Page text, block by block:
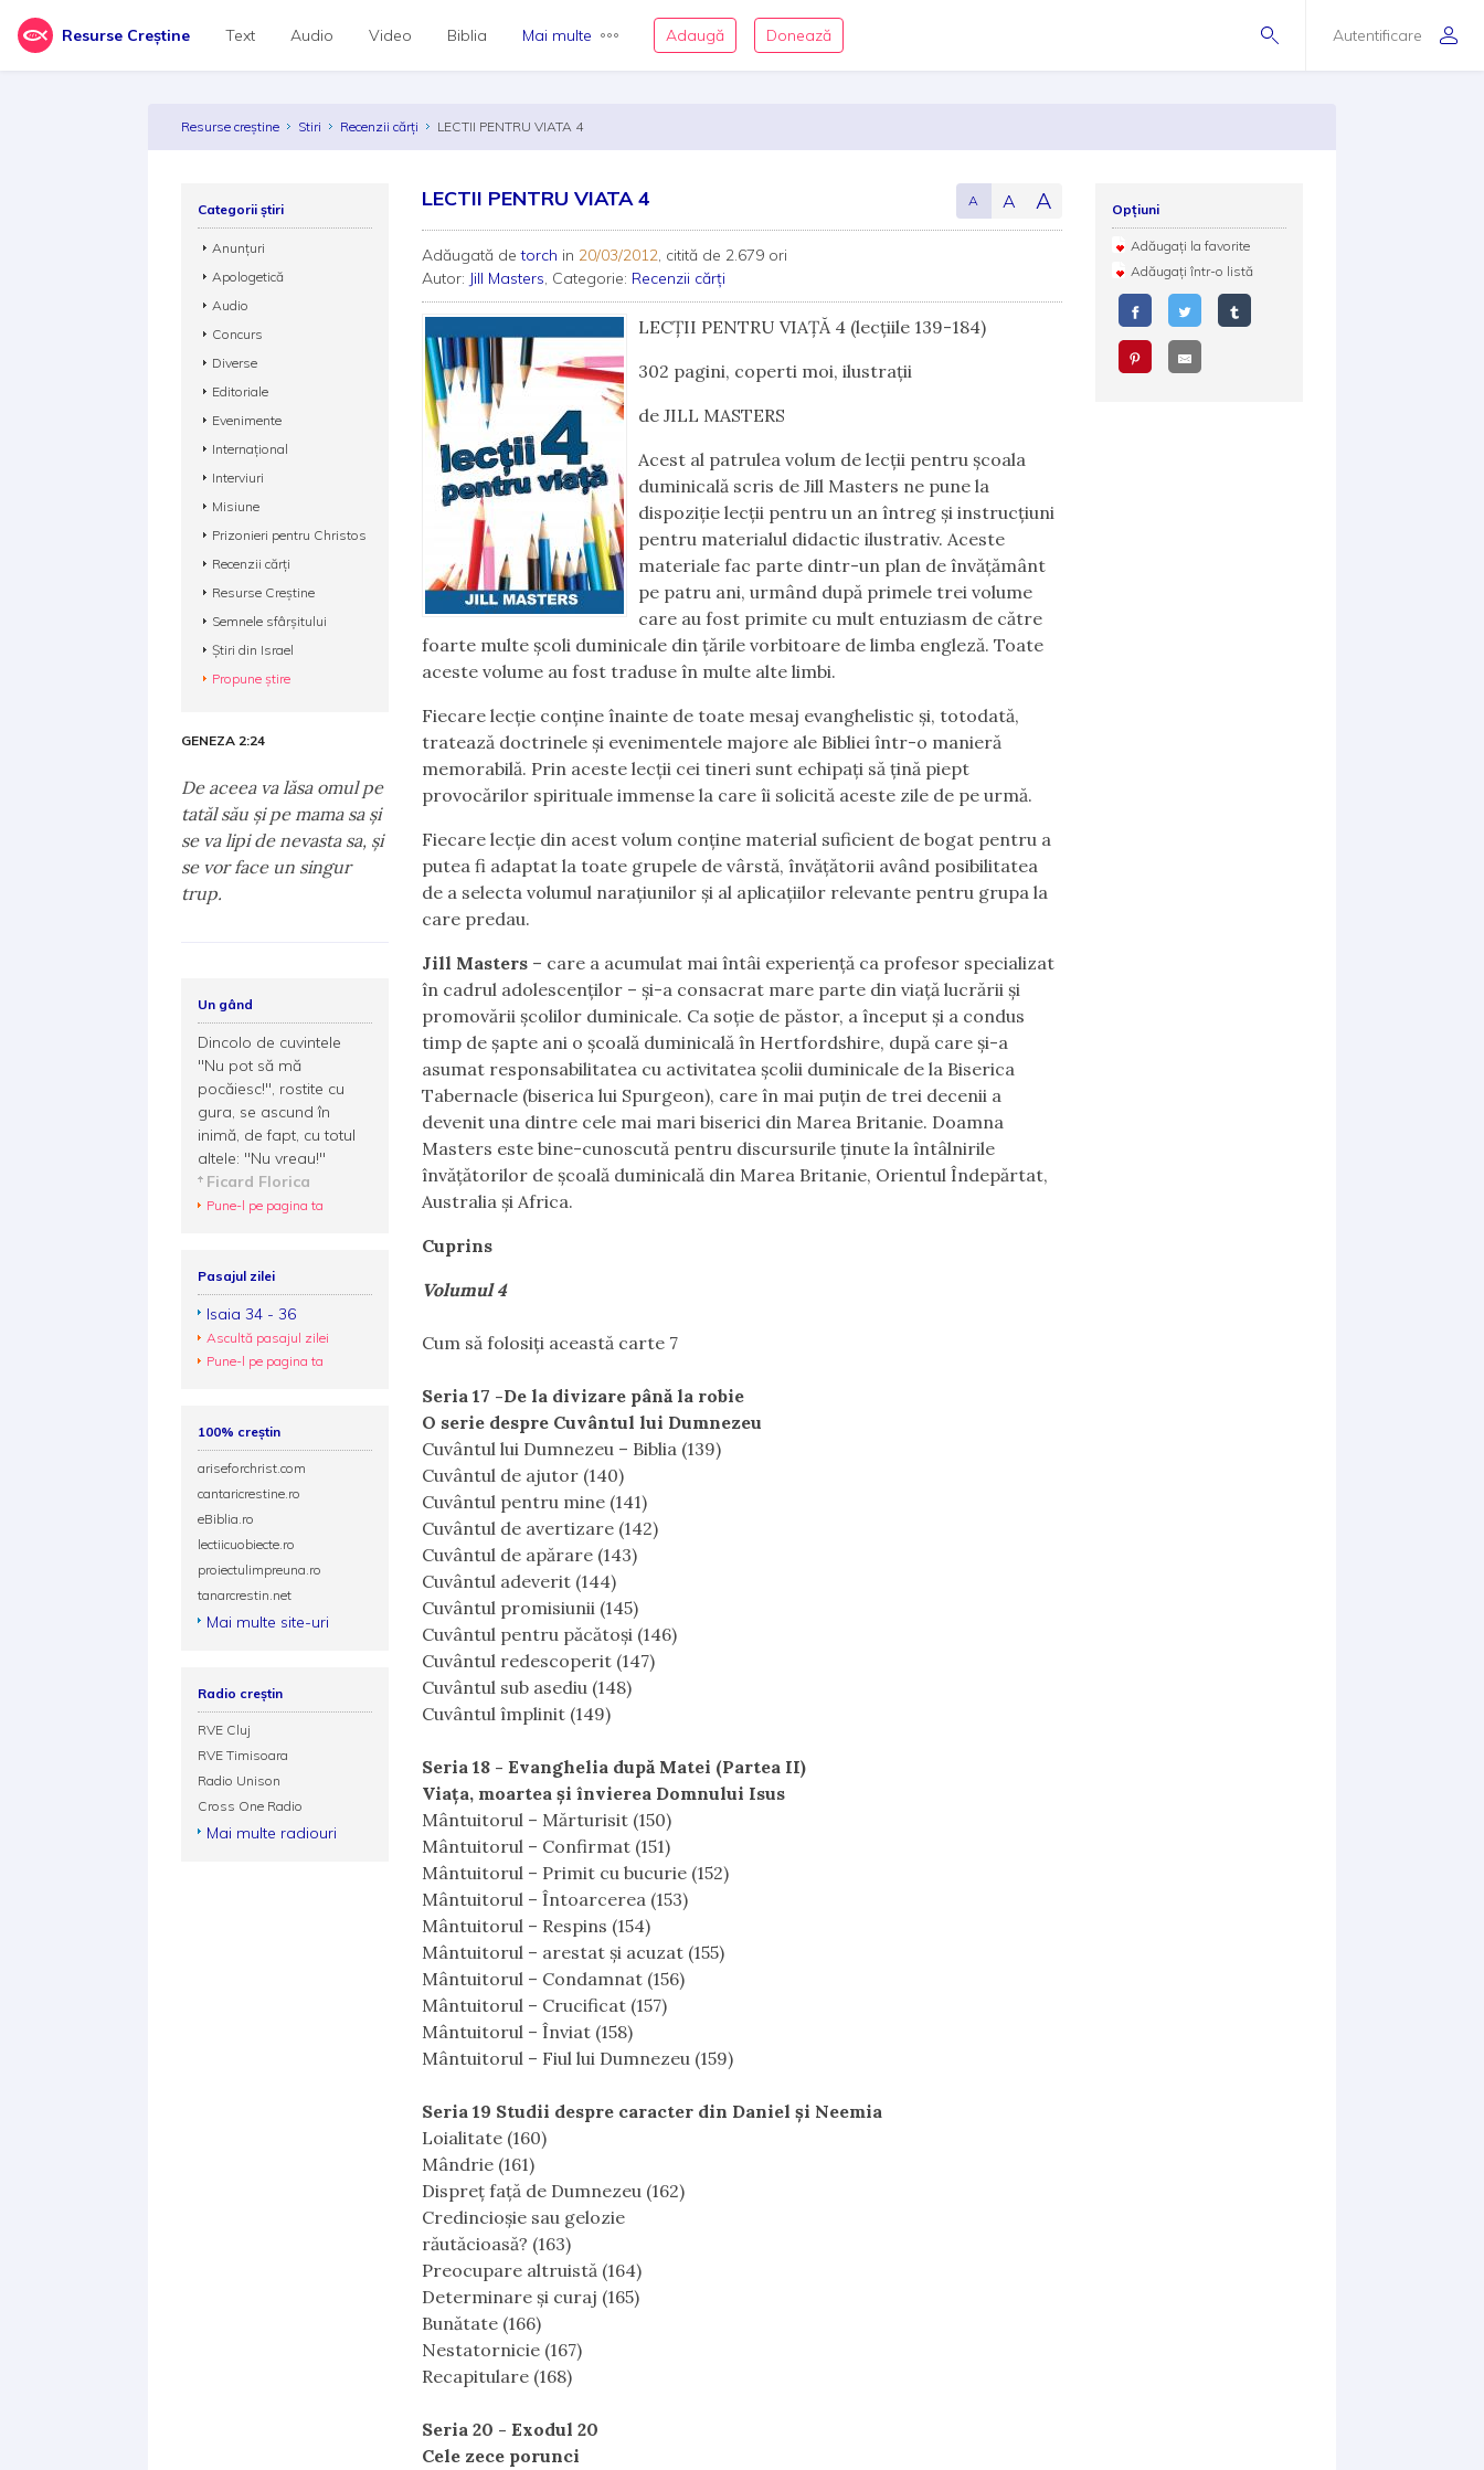
Resurse Creștine Autentificare
Text Audio Video Biblia Mai multe Adaugă Donează
Resurse creștine Stiri Recenzii cărți LECTII PENTRU VIATA 4
LECTII PENTRU VIATA 4 A A A
Adăugată detorch in 20/03/2012, citită de 2.679 ori
Autor: Jill Masters, Categorie: Recenzii cărți
LECŢII PENTRU VIAŢĂ 4 (lecţiile 139-184)
302 pagini, coperti moi, ilustraţii
de JILL MASTERS
Acest al patrulea volum de lecţii pentru şcoala
duminicală scris de Jill Masters ne pune la
dispoziţie lecţii pentru un an întreg şi instrucţiuni
pentru materialul didactic ilustrativ. Aceste
materiale fac parte dintr-un plan de învăţământ
pe patru ani, urmând după primele trei volume
care au fost primite cu mult entuziasm de către
foarte multe şcoli duminicale din ţările vorbitoare de limba engleză. Toate
aceste volume au fost traduse în multe alte limbi.
Fiecare lecţie conţine înainte de toate mesaj evanghelistic şi, totodată,
tratează doctrinele şi evenimentele majore ale Bibliei într-o manieră
memorabilă. Prin aceste lecţii cei tineri sunt echipaţi să ţină piept
provocărilor spirituale immense la care îi solicită aceste zile de pe urmă.
Fiecare lecţie din acest volum conţine material suficient de bogat pentru a
putea fi adaptat la toate grupele de vârstă, învăţătorii având posibilitatea
de a selecta volumul naraţiunilor şi al aplicaţiilor relevante pentru grupa la
care predau.
Jill Masters – care a acumulat mai întâi experienţă ca profesor specializat
în cadrul adolescenţilor – şi-a consacrat mare parte din viaţă lucrării şi
promovării şcolilor duminicale. Ca soţie de păstor, a început şi a condus
timp de şapte ani o şcoală duminicală în Hertfordshire, după care şi-a
asumat responsabilitatea cu activitatea şcolii duminicale de la Biserica
Tabernacle (biserica lui Spurgeon), care în mai puţin de trei decenii a
devenit una dintre cele mai mari biserici din Marea Britanie. Doamna
Masters este bine-cunoscută pentru discursurile ţinute la întâlnirile
învăţătorilor de şcoală duminicală din Marea Britanie, Orientul Îndepărtat,
Australia şi Africa.
Cuprins
Volumul 4
Cum să folosiţi această carte 7
Seria 17 -De la divizare până la robie
O serie despre Cuvântul lui Dumnezeu
Cuvântul lui Dumnezeu – Biblia (139)
Cuvântul de ajutor (140)
Cuvântul pentru mine (141)
Cuvântul de avertizare (142)
Cuvântul de apărare (143)
Cuvântul adeverit (144)
Cuvântul promisiunii (145)
Cuvântul pentru păcătoşi (146)
Cuvântul redescoperit (147)
Cuvântul sub asediu (148)
Cuvântul împlinit (149)
Seria 18 - Evanghelia după Matei (Partea II)
Viaţa, moartea şi învierea Domnului Isus
Mântuitorul – Mărturisit (150)
Mântuitorul – Confirmat (151)
Mântuitorul – Primit cu bucurie (152)
Mântuitorul – Întoarcerea (153)
Mântuitorul – Respins (154)
Mântuitorul – arestat şi acuzat (155)
Mântuitorul – Condamnat (156)
Mântuitorul – Crucificat (157)
Mântuitorul – Înviat (158)
Mântuitorul – Fiul lui Dumnezeu (159)
Seria 19 Studii despre caracter din Daniel și Neemia
Loialitate (160)
Mândrie (161)
Dispreţ faţă de Dumnezeu (162)
Credincioşie sau gelozie
răutăcioasă? (163)
Preocupare altruistă (164)
Determinare şi curaj (165)
Bunătate (166)
Nestatornicie (167)
Recapitulare (168)
Seria 20 - Exodul 20
Cele zece porunci
Opțiuni
Adăugați la favorite
Adăugați într-o listă
Categorii știri
Anunțuri
Apologetică
Audio
Concurs
Diverse
Editoriale
Evenimente
Internațional
Interviuri
Misiune
Prizonieri pentru Christos
Recenzii cărți
Resurse Creștine
Semnele sfârșitului
Știri din Israel
Propune știre
GENEZA 2:24
De aceea va lăsa omul pe
tatăl său şi pe mama sa şi
se va lipi de nevasta sa, şi
se vor face un singur
trup.
Un gând
Dincolo de cuvintele
"Nu pot să mă
pocăiesc!", rostite cu
gura, se ascund în
inimă, de fapt, cu totul
altele: "Nu vreau!"
Ficard Florica
Pune-l pe pagina ta
Pasajul zilei
Isaia 34 - 36
Ascultă pasajul zilei
Pune-l pe pagina ta
100% creștin
ariseforchrist.com
cantaricrestine.ro
eBiblia.ro
lectiicuobiecte.ro
proiectulimpreuna.ro
tanarcrestin.net
Mai multe site-uri
Radio creștin
RVE Cluj
RVE Timisoara
Radio Unison
Cross One Radio
Mai multe radiouri